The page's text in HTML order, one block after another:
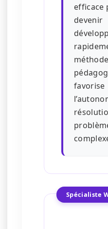
efficace
devenir
méthode
favorise
Spécialiste